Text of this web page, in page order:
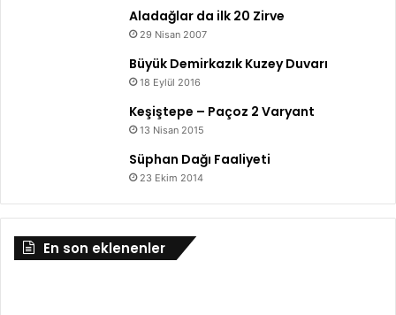
Aladağlar da ilk 20 Zirve
29 Nisan 2007
Büyük Demirkazık Kuzey Duvarı
18 Eylül 2016
Keşiştepe – Paçoz 2 Varyant
13 Nisan 2015
Süphan Dağı Faaliyeti
23 Ekim 2014
En son eklenenler